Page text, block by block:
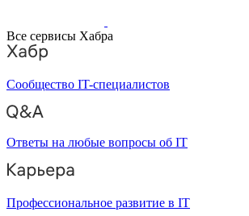
Все сервисы Хабра
Сообщество IT-специалистов
Ответы на любые вопросы об IT
Профессиональное развитие в IT